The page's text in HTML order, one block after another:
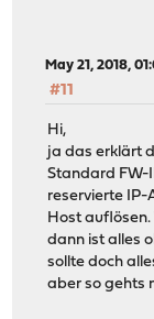
May 21, 2018,
#11
Hi,
ja das erklärt
Standard FW-
reservierte IP-
Host auflösen.
dann ist alles
sollte doch
aber so gehts